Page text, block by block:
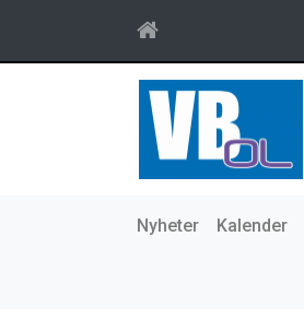
Nyheter Kalender